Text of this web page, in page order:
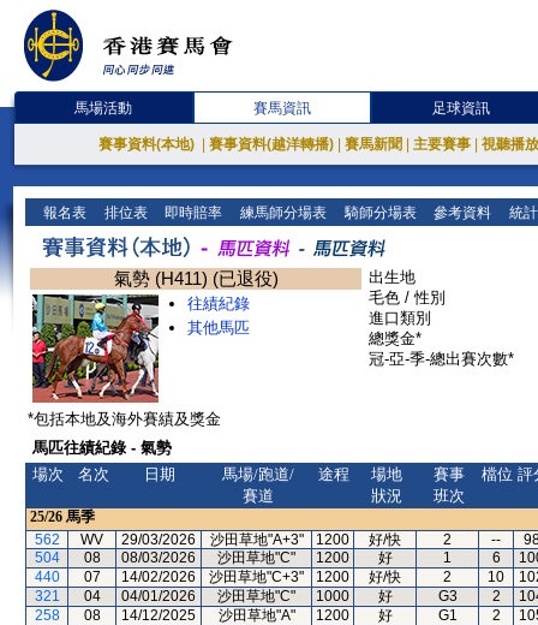
馬場活動 賽馬資訊 足球資訊
賽事資料(本地) 賽事資料(越洋轉播) 賽馬新聞 主要賽事 視聽播
報名表 排位表 即時賠率 練馬師分場表 騎師分場表 參考資料 統
氣勢 (H411) (已退役)
往績紀錄
其他馬匹
出生地
毛色 / 性別
進口類別
總獎金*
冠-亞-季-總出賽次數*
*包括本地及海外賽績及獎金
馬匹往績紀錄 - 氣勢
場次
名次 日期
馬場/跑道/
賽道
途程
場地
狀況
賽事
班次
檔位 評
25/26 馬季
562
WV 29/03/2026 沙田草地"A+3" 1200 好/快 2 --
504
08 08/03/2026 沙田草地"C" 1200 好 1 6
440
07 14/02/2026 沙田草地"C+3" 1200 好/快 2 10
321
04 04/01/2026 沙田草地"C" 1000 好 G3 2
258
08 14/12/2025 沙田草地"A" 1200 好 G1 2